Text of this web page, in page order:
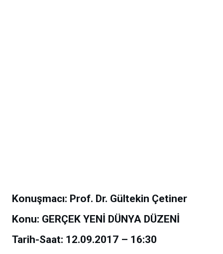
Konuşmacı: Prof. Dr. Gültekin Çetiner
Konu: GERÇEK YENİ DÜNYA DÜZENİ
Tarih-Saat: 12.09.2017 – 16:30